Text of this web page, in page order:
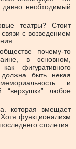
давно необходимый
театры? Стоит
с возведением
почему-то
в основном,
фигуративного
быть некая
и
“верхушки” любое
которая вмещает
функционализм
столетия.